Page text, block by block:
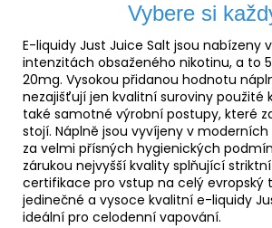
Vybere si
E-liquidy Just Juice Salt jsou nabízeny
intenzitách obsaženého nikotinu, a to
20mg. Vysokou přidanou hodnotu
nezajišťují jen kvalitní suroviny použité
také samotné výrobní postupy, které
stojí. Náplně jsou vyvíjeny v
za velmi přísných hygienických
zárukou nejvyšší kvality splňující
certifikace pro vstup na celý evropský
jedinečné a vysoce kvalitní e-liquidy
ideální pro celodenní vapování.